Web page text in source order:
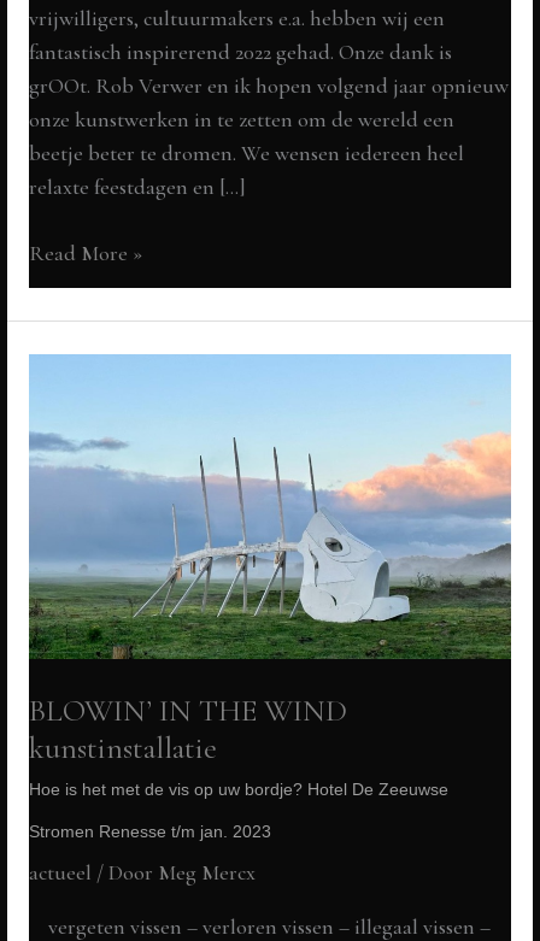
vrijwilligers, cultuurmakers e.a. hebben wij een
fantastisch inspirerend 2022 gehad. Onze dank is
grOOt. Rob Verwer en ik hopen volgend jaar opnieuw
onze kunstwerken in te zetten om de wereld een
beetje beter te dromen. We wensen iedereen heel
relaxte feestdagen en […]
Art
Trips
&
KUNST
Hartelijk
winter
2022
Read More »
BLOWIN’ IN THE WIND
kunstinstallatie
Hoe is het met de vis op uw bordje? Hotel De Zeeuwse
Stromen Renesse t/m jan. 2023
actueel / Door Meg Mercx
vergeten vissen – verloren vissen – illegaal vissen –